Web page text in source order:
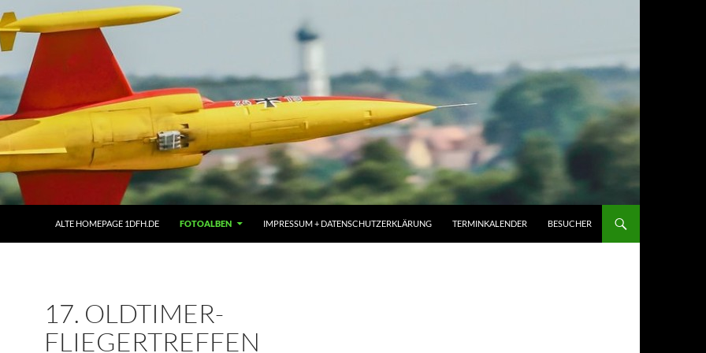
ALTE HOMEPAGE 1DFH.DE FOTOALBEN IMPRESSUM + DATENSCHUTZERKLÄRUNG TERMINKALENDER BESUCHER
17. OLDTIMER-
FLIEGERTREFFEN